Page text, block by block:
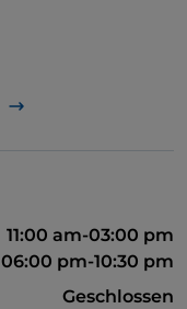
11:00 am-03:00 pm
06:00 pm-10:30 pm
Geschlossen